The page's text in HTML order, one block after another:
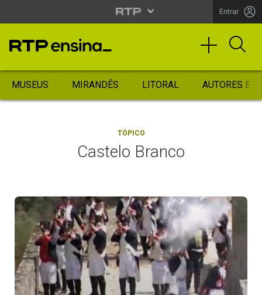
Entrar
MUSEUS MIRANDÊS LITORAL AUTORES
TÓPICO
Castelo Branco